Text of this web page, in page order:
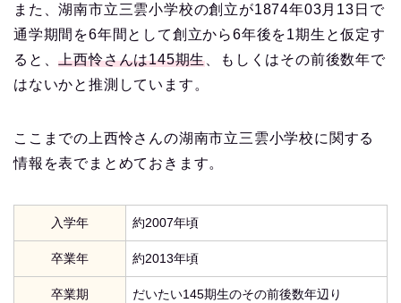
また、湖南市立三雲小学校の創立が1874年03月13日で
通学期間を6年間として創立から6年後を1期生と仮定す
ると、上西怜さんは145期生 、もしくはその前後数年で
はないかと推測しています。
ここまでの上西怜さんの湖南市立三雲小学校に関する
情報を表でまとめておきます。
入学年 約2007年頃
卒業年 約2013年頃
卒業期 だいたい145期生のその前後数年辺り